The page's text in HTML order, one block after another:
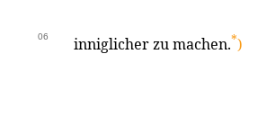
06 inniglicher zu machen.*)